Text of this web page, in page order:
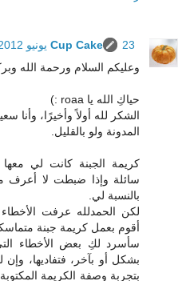
Cup Cake
23 يونيو 2012 في 12:10 ص
وعليكم السلام ورحمة الله
حياكِ الله يا roaa :)
الشكر لله أولاً وأخيرًا، وأنا
المدونة ولو بالقليل.
كريمة الجبنة كانت لي
سائلة وإذا ضبطت لا أعرف
بالنسبة لي.
لكن الحمدلله عرفت
أقوم بعمل كريمة جبنة
سأسرد لكِ بعض الأخطاء
بشكل أو بآخر، فتفاديها،
بتجربة وصفة الكريمة